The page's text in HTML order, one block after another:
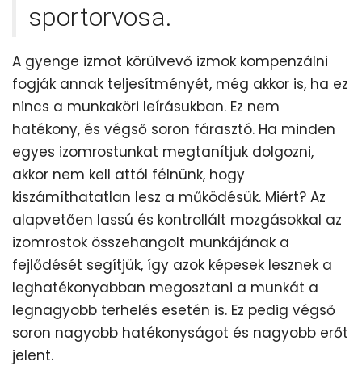
sportorvosa.
A gyenge izmot körülvevő izmok kompenzálni
fogják annak teljesítményét, még akkor is, ha ez
nincs a munkaköri leírásukban. Ez nem
hatékony, és végső soron fárasztó. Ha minden
egyes izomrostunkat megtanítjuk dolgozni,
akkor nem kell attól félnünk, hogy
kiszámíthatatlan lesz a működésük. Miért? Az
alapvetően lassú és kontrollált mozgásokkal az
izomrostok összehangolt munkájának a
fejlődését segítjük, így azok képesek lesznek a
leghatékonyabban megosztani a munkát a
legnagyobb terhelés esetén is. Ez pedig végső
soron nagyobb hatékonyságot és nagyobb erőt
jelent.